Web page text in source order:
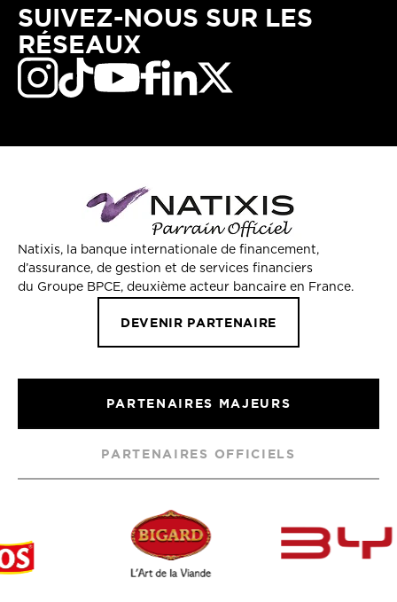
SUIVEZ-NOUS SUR LES
RÉSEAUX
Natixis, la banque internationale de financement,
d’assurance, de gestion et de services financiers
du Groupe BPCE, deuxième acteur bancaire en France.
DEVENIR PARTENAIRE
PARTENAIRES MAJEURS
PARTENAIRES OFFICIELS